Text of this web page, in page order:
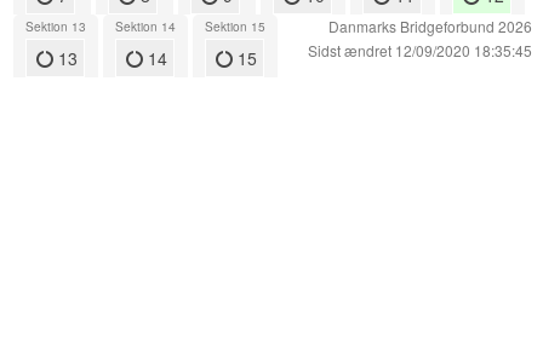
Sektion 13
13
Sektion 14
14
Sektion 15
15
Danmarks Bridgeforbund 2026
Sidst ændret 12/09/2020 18:35:45